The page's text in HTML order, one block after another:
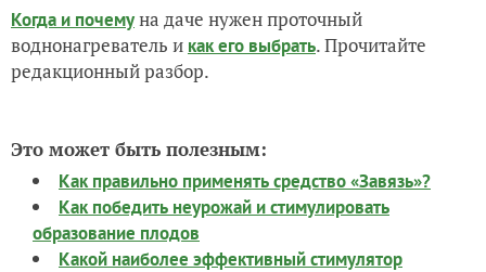
Когда и почемуна даче нужен проточный
воднонагреватель и как его выбрать. Прочитайте
редакционный разбор.
Это может быть полезным:
Как правильно применять средство «Завязь»?
Как победить неурожай и стимулировать
образование плодов
Какой наиболее эффективный стимулятор